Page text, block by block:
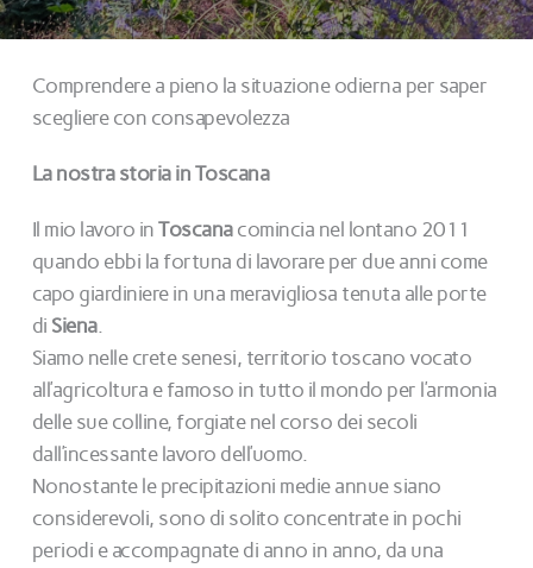
Comprendere a pieno la situazione odierna per saper
scegliere con consapevolezza
La nostra storia in Toscana
Il mio lavoro inToscanacomincia nel lontano 2011
quando ebbi la fortuna di lavorare per due anni come
capo giardiniere in una meravigliosa tenuta alle porte
di Siena.
Siamo nelle crete senesi, territorio toscano vocato
all’agricoltura e famoso in tutto il mondo per l’armonia
delle sue colline, forgiate nel corso dei secoli
dall’incessante lavoro dell’uomo.
Nonostante le precipitazioni medie annue siano
considerevoli, sono di solito concentrate in pochi
periodi e accompagnate di anno in anno, da una